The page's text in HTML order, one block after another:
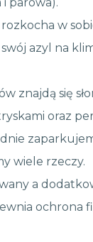
w
azyl na
znajdą się
oraz
wiele rzeczy.
a
ochrona